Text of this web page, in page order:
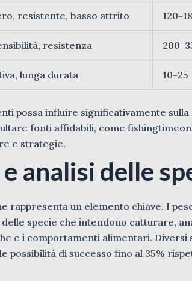
resistente, basso attrito 120-
resistenza 200-
lunga durata 10-25
possa influire significativamente sulla
fonti affidabili, come
e strategie.
analisi delle
rappresenta un elemento chiave. I
specie che intendono catturare,
e i comportamenti alimentari. Diversi
possibilità di successo fino al 35%